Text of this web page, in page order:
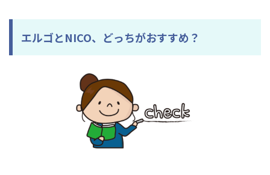
エルゴとNICO、どっちがおすすめ？